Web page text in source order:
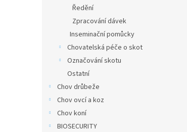
Ředění
Zpracování dávek
Inseminační pomůcky
Chovatelská péče o skot
Označování skotu
Ostatní
Chov drůbeže
Chov ovcí a koz
Chov koní
BIOSECURITY